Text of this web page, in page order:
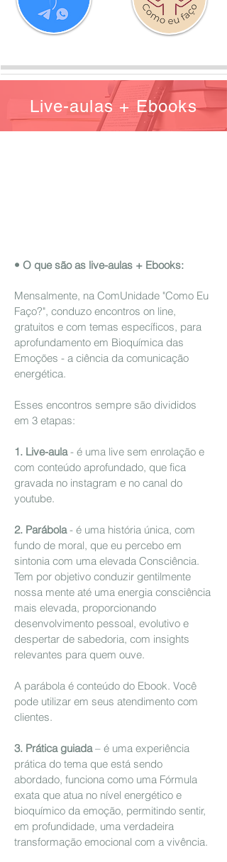
Live-aulas + Ebooks
• O que são as live-aulas + Ebooks:
Mensalmente, na ComUnidade "Como Eu
Faço?", conduzo encontros on line,
gratuitos e com temas específicos, para
aprofundamento em Bioquímica das
Emoções - a ciência da comunicação
energética.
Esses encontros sempre são divididos
em 3 etapas:
1. Live-aula- é uma live sem enrolação e
com conteúdo aprofundado, que fica
gravada no instagram e no canal do
youtube.
2. Parábola- é uma história única, com
fundo de moral, que eu percebo em
sintonia com uma elevada Consciência.
Tem por objetivo conduzir gentilmente
nossa mente até uma energia consciência
mais elevada, proporcionando
desenvolvimento pessoal, evolutivo e
despertar de sabedoria, com insights
relevantes para quem ouve.
A parábola é conteúdo do Ebook. Você
pode utilizar em seus atendimento com
clientes.
3. Prática guiada– é uma experiência
prática do tema que está sendo
abordado, funciona como uma Fórmula
exata que atua no nível energético e
bioquímico da emoção, permitindo sentir,
em profundidade, uma verdadeira
transformação emocional com a vivência.